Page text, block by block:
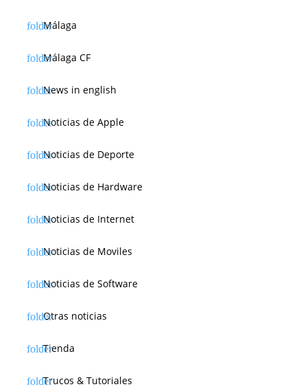
Málaga
Málaga CF
News in english
Noticias de Apple
Noticias de Deporte
Noticias de Hardware
Noticias de Internet
Noticias de Moviles
Noticias de Software
Otras noticias
Tienda
Trucos & Tutoriales